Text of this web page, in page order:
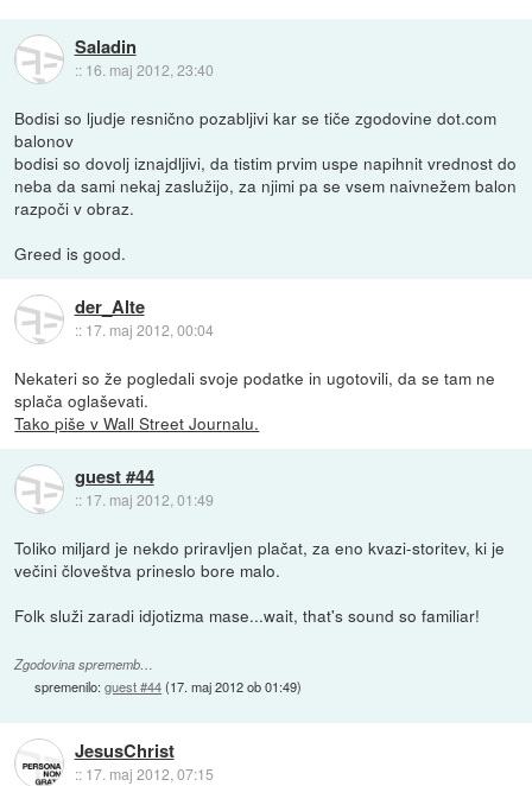
Saladin
:: 16. maj 2012, 23:40
Bodisi so ljudje resnično pozabljivi kar se tiče zgodovine dot.com
balonov
bodisi so dovolj iznajdljivi, da tistim prvim uspe napihnit vrednost do
neba da sami nekaj zaslužijo, za njimi pa se vsem naivnežem balon
razpoči v obraz.
Greed is good.
der_Alte
:: 17. maj 2012, 00:04
Nekateri so že pogledali svoje podatke in ugotovili, da se tam ne
splača oglaševati.
Tako piše v Wall Street Journalu.
guest #44
:: 17. maj 2012, 01:49
Toliko miljard je nekdo priravljen plačat, za eno kvazi-storitev, ki je
večini človeštva prineslo bore malo.
Folk služi zaradi idjotizma mase...wait, that's sound so familiar!
Zgodovina sprememb…
spremenilo:guest #44(17. maj 2012 ob 01:49)
JesusChrist
:: 17. maj 2012, 07:15